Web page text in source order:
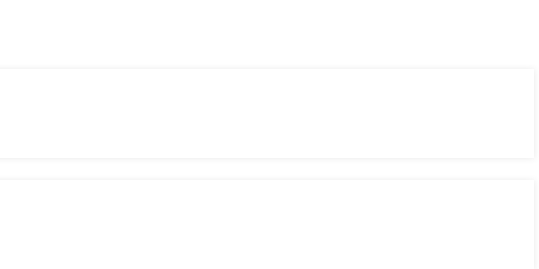
sans complications.
du marché.
des plateformes et des dApps.